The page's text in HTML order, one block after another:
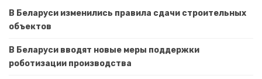
В Беларуси изменились правила сдачи строительных
объектов
В Беларуси вводят новые меры поддержки
роботизации производства